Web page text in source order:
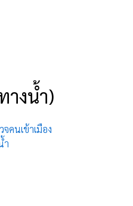
งน้ำ)
คนเข้าเมือง
ำ